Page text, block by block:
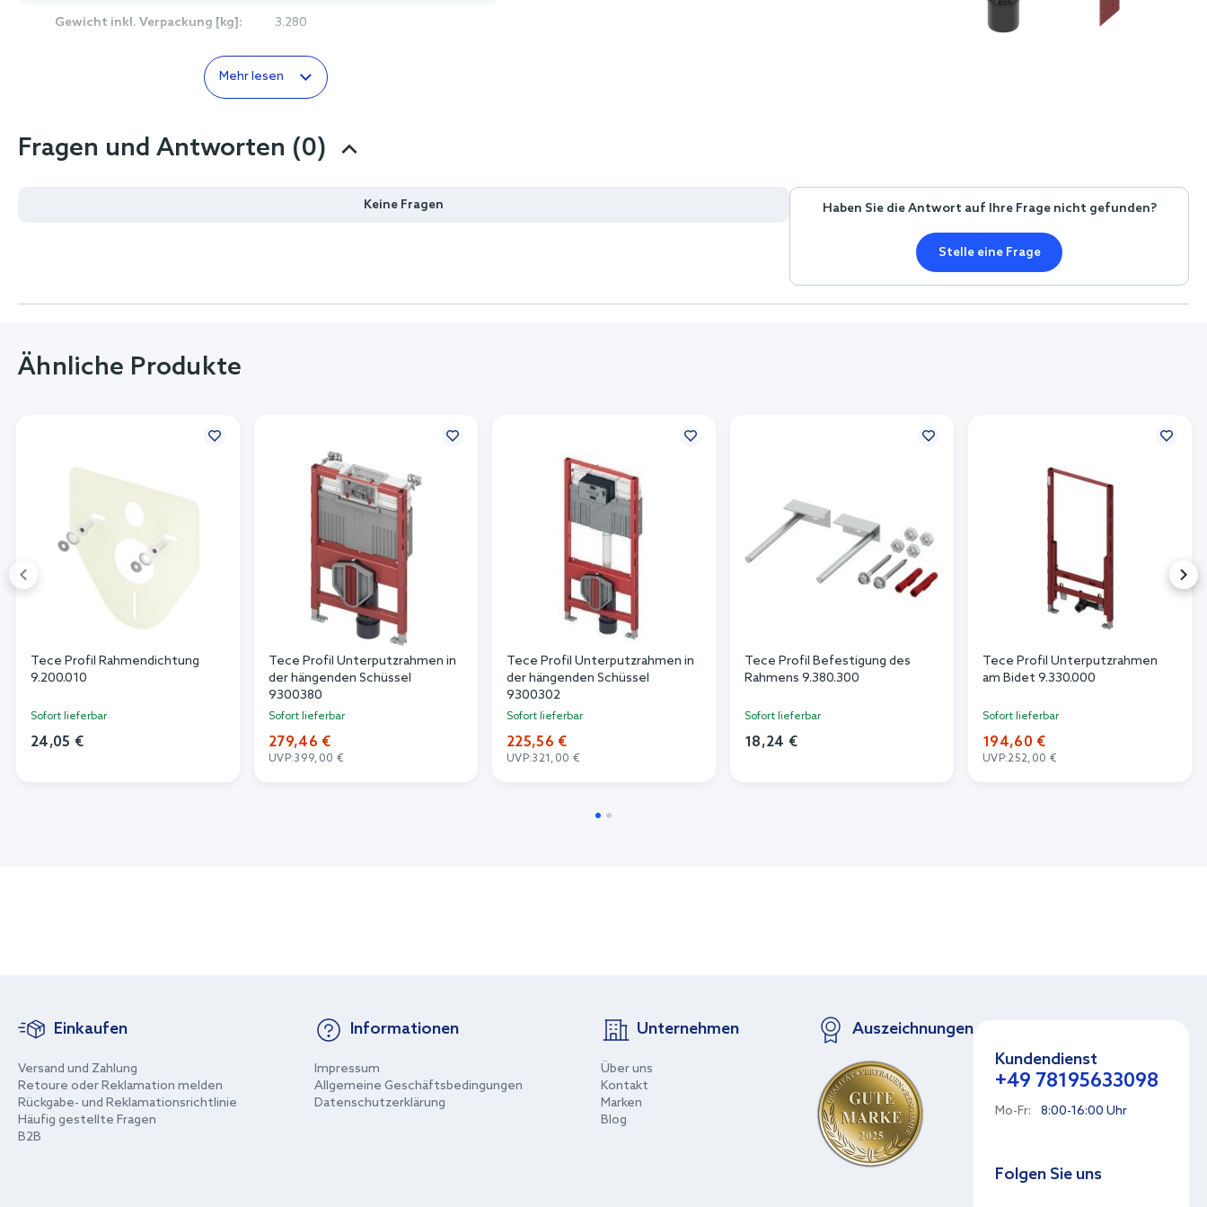
Gewicht inkl. Verpackung [kg]: 3.280
Mehr lesen
Fragen und Antworten (0)
Keine Fragen Haben Sie die Antwort auf Ihre Frage nicht gefunden?
Stelle eine Frage
Ähnliche Produkte
Tece Profil Rahmendichtung
9.200.010
Sofort lieferbar
24,05 €
Tece Profil Unterputzrahmen in
der hängenden Schüssel
9300380
Sofort lieferbar
279,46 €
UVP:399,00 €
Tece Profil Unterputzrahmen in
der hängenden Schüssel
9300302
Sofort lieferbar
225,56 €
UVP:321,00 €
Tece Profil Befestigung des
Rahmens 9.380.300
Sofort lieferbar
18,24 €
Tece Profil Unterputzrahmen
am Bidet 9.330.000
Sofort lieferbar
194,60 €
UVP:252,00 €
Einkaufen
Versand und Zahlung
Retoure oder Reklamation melden
Rückgabe- und Reklamationsrichtlinie
Häufig gestellte Fragen
B2B
Informationen
Impressum
Allgemeine Geschäftsbedingungen
Datenschutzerklärung
Unternehmen
Über uns
Kontakt
Marken
Blog
Auszeichnungen
Kundendienst
+49 78195633098
Mo-Fr: 8:00-16:00 Uhr
Folgen Sie uns